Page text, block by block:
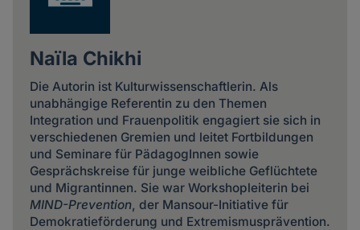
Naïla Chikhi
Die Autorin ist Kulturwissenschaftlerin. Als
unabhängige Referentin zu den Themen
Integration und Frauenpolitik engagiert sie sich in
verschiedenen Gremien und leitet Fortbildungen
und Seminare für PädagogInnen sowie
Gesprächskreise für junge weibliche Geflüchtete
und Migrantinnen. Sie war Workshopleiterin bei
MIND-Prevention, der Mansour-Initiative für
Demokratieförderung und Extremismusprävention.